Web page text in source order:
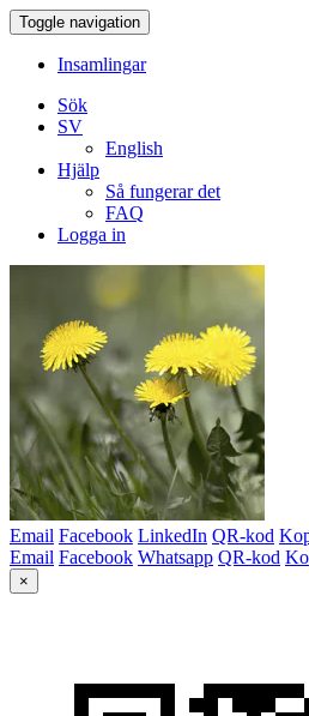
Toggle navigation
Insamlingar
Sök
SV
English
Hjälp
Så fungerar det
FAQ
Logga in
Email Facebook LinkedIn QR-kod
Email Facebook Whatsapp QR-kod
×